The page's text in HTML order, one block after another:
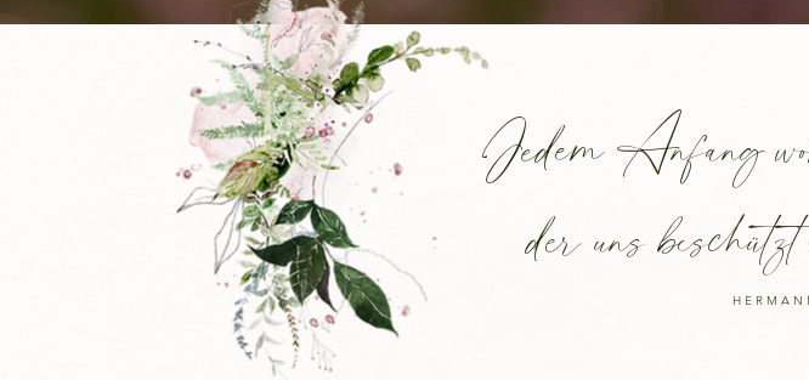
Jedem Anfang
der uns